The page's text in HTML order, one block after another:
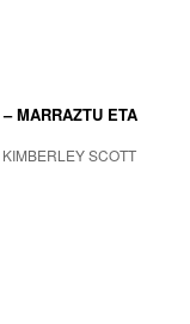
MARRAZTU ETA
SCOTT